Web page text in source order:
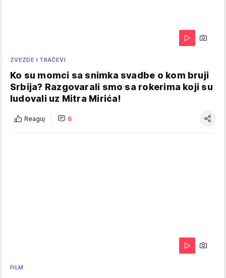
ZVEZDE I TRAČEVI
Ko su momci sa snimka svadbe o kom bruji
Srbija? Razgovarali smo sa rokerima koji su
ludovali uz Mitra Mirića!
Reaguj 6
FILM